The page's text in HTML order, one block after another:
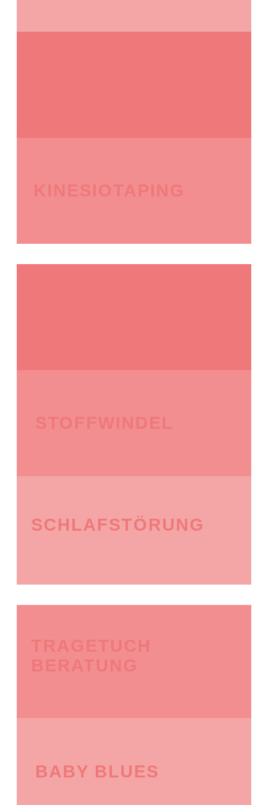
SCHLAFSTÖRUNG
BABY BLUES